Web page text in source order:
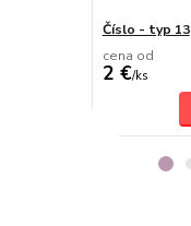
Číslo - typ 13
cena od
2 €/ks